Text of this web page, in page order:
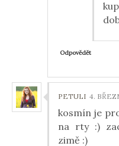
Odpovědět
PETULI 4.
kosmín je
na rty :)
zimě :)